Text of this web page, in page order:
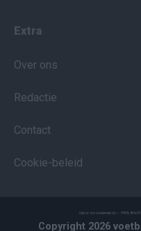
Extra
Over ons
Redactie
Contact
Cookie-beleid
Copyright 2026